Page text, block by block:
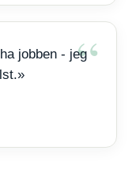
jobben - jeg